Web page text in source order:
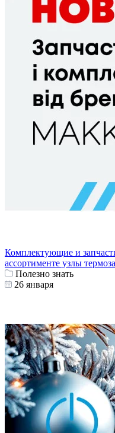
Комплектующие и
ассортименте узлы
Полезно знать
26 января